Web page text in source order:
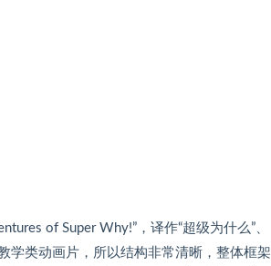
of Super Why!”，译作“超级为什么”、
学类动画片，所以结构非常清晰，整体框架